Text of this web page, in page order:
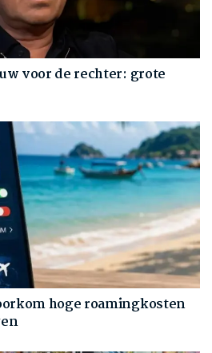
voor de rechter: grote
hoge roamingkosten